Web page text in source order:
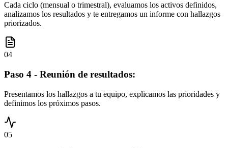
Cada ciclo (mensual o trimestral), evaluamos los activos definidos,
analizamos los resultados y te entregamos un informe con hallazgos
priorizados.
04
Paso 4 - Reunión de resultados:
Presentamos los hallazgos a tu equipo, explicamos las prioridades y
definimos los próximos pasos.
05